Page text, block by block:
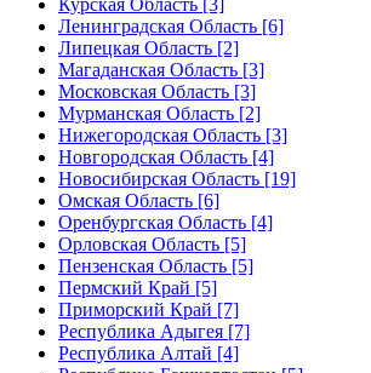
Курская Область [3]
Ленинградская Область [6]
Липецкая Область [2]
Магаданская Область [3]
Московская Область [3]
Мурманская Область [2]
Нижегородская Область [3]
Новгородская Область [4]
Новосибирская Область [19]
Омская Область [6]
Оренбургская Область [4]
Орловская Область [5]
Пензенская Область [5]
Пермский Край [5]
Приморский Край [7]
Республика Адыгея [7]
Республика Алтай [4]